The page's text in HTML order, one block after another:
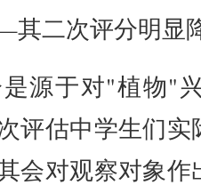
其二次评分明显
源于对"植物"
评估中学生们
会对观察对象